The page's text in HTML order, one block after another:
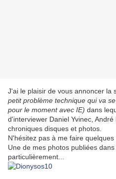
J'ai le plaisir de vous annoncer la
petit problème technique qui va
pour le moment avec IE) dans
d'interviewer Daniel Yvinec,
chroniques disques et photos.
N'hésitez pas à me faire quelques
Une de mes photos publiées
particulièrement...